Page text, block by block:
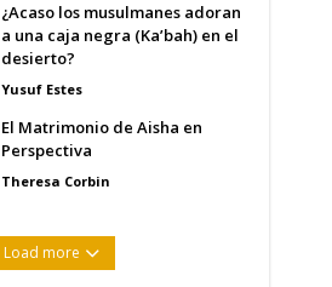
¿Acaso los musulmanes adoran
a una caja negra (Ka’bah) en el
desierto?
Yusuf Estes
El Matrimonio de Aisha en
Perspectiva
Theresa Corbin
Load more